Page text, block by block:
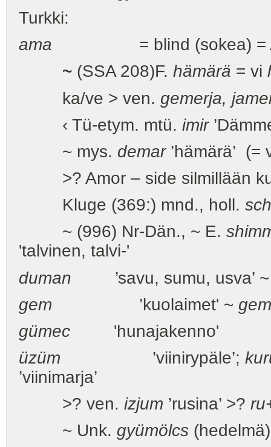
Turkki:
ama
= blind (sokea) =
~ (SSA 208)F. hämärä = vi
ka/ve > ven. gemerja,
‹ Tü-etym. mtü. imir
~ mys. demar’hämärä’ (=
>? Amor – side silmillään
Kluge (369:) mnd., holl.
~ (996) Nr-Dän., ~ E.
'talvinen, talvi-'
duman ’savu, sumu, usva’
gem ’kuolaimet' ~
gümec 'hunajakenno'
üzüm ’viinirypäle’;
’viinimarja’
>? ven. izjum ’rusina’ >?
~ Unk. gyümölcs